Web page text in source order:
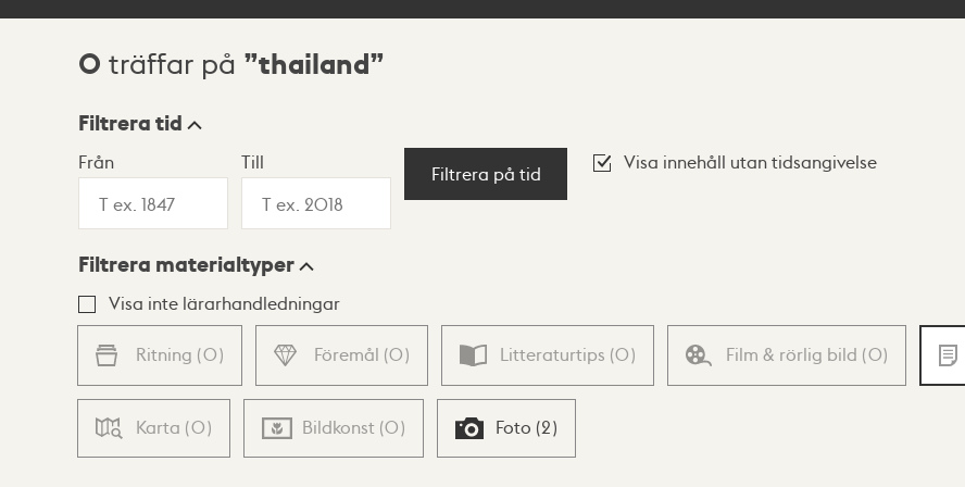
Sökresultat
0 träffar på thailand
Visningsläge
Lista Karta
Filtrera tid
Från Till
Filtrera på tid
Visa innehåll utan tidsangivelse
Filtrera materialtyper
Visa inte lärarhandledningar
Ritning (0) Föremål (0) Litteraturtips (0) Film & rörlig bild (0)
Karta (0) Bildkonst (0) Foto (2)